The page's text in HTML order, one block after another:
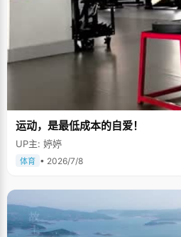
运动，是最低成本的自爱！
UP主: 婷婷
体育 • 2026/7/8